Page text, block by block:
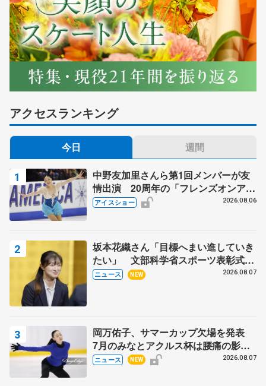
アクセスランキング
今日 週間
中野友加里さんら第1回メンバーが友
情出演 20周年の「フレンズオンアイ
ス」 宮本賢二さん、有川梨絵さん、
アイスショー 2026.08.06
坂本花織さん「目標へまい進していき
たい」 文部科学省スポーツ表彰式で
代表謝辞
ニュース NEW 2026.08.07
岡万佑子、サマーカップ欠場を発表
7月のみなとアクルス杯は腰痛の影響
で
ニュース NEW 2026.08.07